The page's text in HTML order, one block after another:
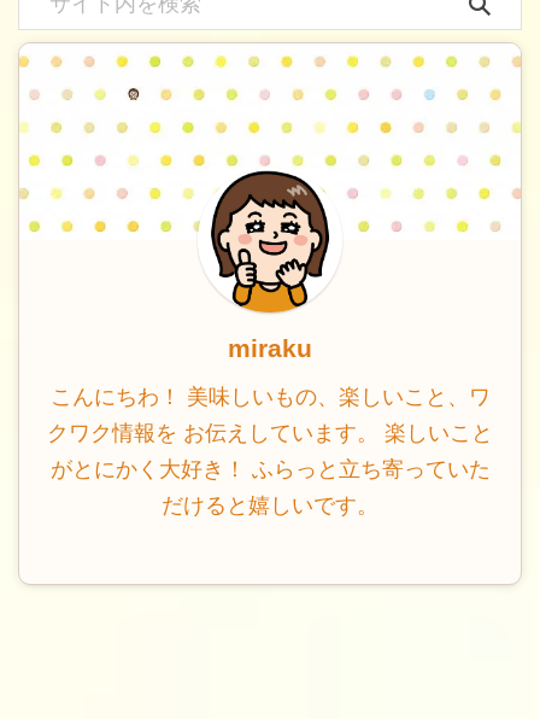
miraku
こんにちわ！ 美味しいもの、楽しいこと、ワ
クワク情報を お伝えしています。 楽しいこと
がとにかく大好き！ ふらっと立ち寄っていた
だけると嬉しいです。